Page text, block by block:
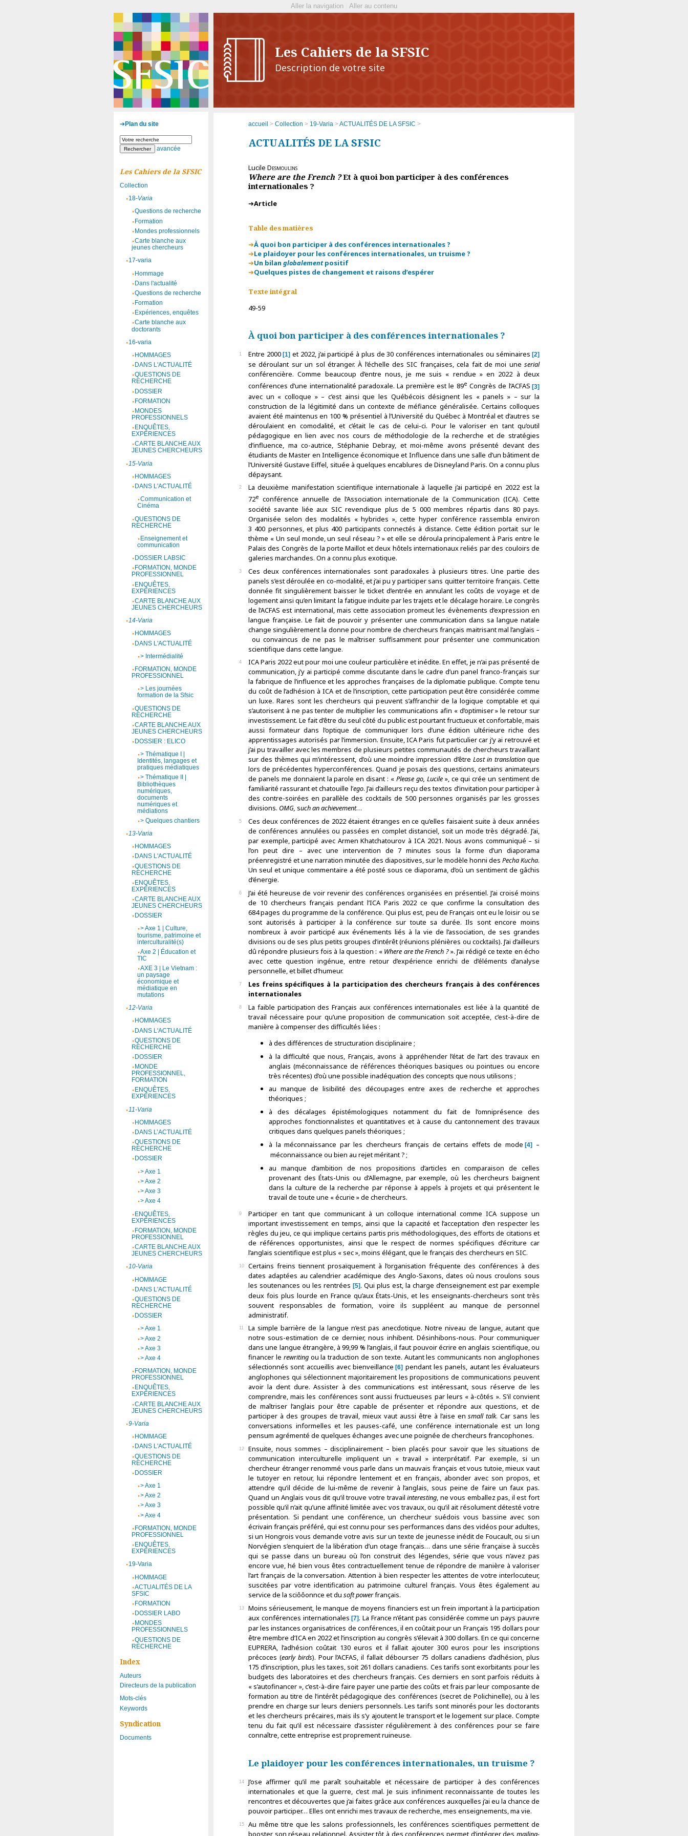
Aller la navigation Aller au contenu
Les Cahiers de la SFSIC
Description de votre site
accueil > Collection > 19-Varia >ACTUALITÉS DE LA SFSIC >
ACTUALITÉS DE LA SFSIC
Lucile Desmoulins
Where are the French ?Et à quoi bon participer à des conférences
internationales ?
Article
Table des matières
À quoi bon participer à des conférences internationales ?
Le plaidoyer pour les conférences internationales, un truisme ?
Un bilan globalementpositif
Quelques pistes de changement et raisons d’espérer
Texte intégral
49-59
À quoi bon participer à des conférences internationales ?
1 Entre 2000 1 et 2022, j’ai participé à plus de 30 conférences internationales ou séminaires 2
se déroulant sur un sol étranger. À l’échelle des SIC françaises, cela fait de moi une serial
conférencière. Comme beaucoup d’entre nous, je me suis « rendue » en 2022 à deux
conférences d’une internationalité paradoxale. La première est le 89e Congrès de l’ACFAS 3
avec un « colloque » – c’est ainsi que les Québécois désignent les « panels » – sur la
construction de la légitimité dans un contexte de méfiance généralisée. Certains colloques
avaient été maintenus en 100 % présentiel à l’Université du Québec à Montréal et d’autres se
déroulaient en comodalité, et c’était le cas de celui-ci. Pour le valoriser en tant qu’outil
pédagogique en lien avec nos cours de méthodologie de la recherche et de stratégies
d’influence, ma co-autrice, Stéphanie Debray, et moi-même avons présenté devant des
étudiants de Master en Intelligence économique et Influence dans une salle d’un bâtiment de
l’Université Gustave Eiffel, située à quelques encablures de Disneyland Paris. On a connu plus
dépaysant.
2
La deuxième manifestation scientifique internationale à laquelle j’ai participé en 2022 est la
72e conférence annuelle de l’Association internationale de la Communication (ICA). Cette
société savante liée aux SIC revendique plus de 5 000 membres répartis dans 80 pays.
Organisée selon des modalités « hybrides », cette hyper conférence rassembla environ
3 400 personnes, et plus 400 participants connectés à distance. Cette édition portait sur le
thème « Un seul monde, un seul réseau ? » et elle se déroula principalement à Paris entre le
Palais des Congrès de la porte Maillot et deux hôtels internationaux reliés par des couloirs de
galeries marchandes. On a connu plus exotique.
3
Ces deux conférences internationales sont paradoxales à plusieurs titres. Une partie des
panels s’est déroulée en co-modalité, et j’ai pu y participer sans quitter territoire français. Cette
donnée fit singulièrement baisser le ticket d’entrée en annulant les coûts de voyage et de
logement ainsi qu’en limitant la fatigue induite par les trajets et le décalage horaire. Le congrès
de l’ACFAS est international, mais cette association promeut les évènements d’expression en
langue française. Le fait de pouvoir y présenter une communication dans sa langue natale
change singulièrement la donne pour nombre de chercheurs français maitrisant mal l’anglais –
ou convaincus de ne pas le maîtriser suffisamment pour présenter une communication
scientifique dans cette langue.
4
ICA Paris 2022 eut pour moi une couleur particulière et inédite. En effet, je n’ai pas présenté de
communication, j’y ai participé comme discutante dans le cadre d’un panel franco-français sur
la fabrique de l’influence et les approches françaises de la diplomatie publique. Compte tenu
du coût de l’adhésion à ICA et de l’inscription, cette participation peut être considérée comme
un luxe. Rares sont les chercheurs qui peuvent s’affranchir de la logique comptable et qui
s’autorisent à ne pas tenter de multiplier les communications afin « d’optimiser » le retour sur
investissement. Le fait d’être du seul côté du public est pourtant fructueux et confortable, mais
aussi formateur dans l’optique de communiquer lors d’une édition ultérieure riche des
apprentissages autorisés par l’immersion. Ensuite, ICA Paris fut particulier car j’y ai retrouvé et
j’ai pu travailler avec les membres de plusieurs petites communautés de chercheurs travaillant
sur des thèmes qui m’intéressent, d’où une moindre impression d’êtreLost in translationque
lors de précédentes hyperconférences. Quand je posais des questions, certains animateurs
de panels me donnaient la parole en disant : « Please go, Lucile», ce qui crée un sentiment de
familiarité rassurant et chatouille l’ego. J’ai d’ailleurs reçu des textos d’invitation pour participer à
des contre-soirées en parallèle des cocktails de 500 personnes organisés par les grosses
divisions. OMG, such an achievement…
5
Ces deux conférences de 2022 étaient étranges en ce qu’elles faisaient suite à deux années
de conférences annulées ou passées en complet distanciel, soit un mode très dégradé. J’ai,
par exemple, participé avec Armen Khatchatourov à ICA 2021. Nous avons communiqué – si
l’on peut dire – avec une intervention de 7 minutes sous la forme d’un diaporama
préenregistré et une narration minutée des diapositives, sur le modèle honni des Pecha Kucha.
Un seul et unique commentaire a été posté sous ce diaporama, d’où un sentiment de gâchis
d’énergie.
6
J’ai été heureuse de voir revenir des conférences organisées en présentiel. J’ai croisé moins
de 10 chercheurs français pendant l’ICA Paris 2022 ce que confirme la consultation des
684 pages du programme de la conférence. Qui plus est, peu de Français ont eu le loisir ou se
sont autorisés à participer à la conférence sur toute sa durée. Ils sont encore moins
nombreux à avoir participé aux événements liés à la vie de l’association, de ses grandes
divisions ou de ses plus petits groupes d’intérêt (réunions plénières ou cocktails). J’ai d’ailleurs
dû répondre plusieurs fois à la question : « Where are the French ?». J’ai rédigé ce texte en écho
avec cette question ingénue, entre retour d’expérience enrichi de d’éléments d’analyse
personnelle, et billet d’humeur.
7
Les freins spécifiques à la participation des chercheurs français à des conférences
internationales
8
La faible participation des Français aux conférences internationales est liée à la quantité de
travail nécessaire pour qu’une proposition de communication soit acceptée, c’est-à-dire de
manière à compenser des difficultés liées :
à des différences de structuration disciplinaire ;
à la difficulté que nous, Français, avons à appréhender l’état de l’art des travaux en
anglais (méconnaissance de références théoriques basiques ou pointues ou encore
très récentes) d’où une possible inadéquation des concepts que nous utilisons ;
au manque de lisibilité des découpages entre axes de recherche et approches
théoriques ;
à des décalages épistémologiques notamment du fait de l’omniprésence des
approches fonctionnalistes et quantitatives et à cause du cantonnement des travaux
critiques dans quelques panels théoriques ;
à la méconnaissance par les chercheurs français de certains effets de mode
4
–
méconnaissance ou bien au rejet méritant ? ;
au manque d’ambition de nos propositions d’articles en comparaison de celles
provenant des États-Unis ou d’Allemagne, par exemple, où les chercheurs baignent
dans la culture de la recherche par réponse à appels à projets et qui présentent le
travail de toute une « écurie » de chercheurs.
9
Participer en tant que communicant à un colloque international comme ICA suppose un
important investissement en temps, ainsi que la capacité et l’acceptation d’en respecter les
règles du jeu, ce qui implique certains partis pris méthodologiques, des efforts de citations et
de références opportunistes, ainsi que le respect de normes spécifiques d’écriture car
l’anglais scientifique est plus « sec », moins élégant, que le français des chercheurs en SIC.
10
Certains freins tiennent prosaïquement à l’organisation fréquente des conférences à des
dates adaptées au calendrier académique des Anglo-Saxons, dates où nous croulons sous
les soutenances ou les rentrées
5 . Qui plus est, la charge d’enseignement est par exemple
deux fois plus lourde en France qu’aux États-Unis, et les enseignants-chercheurs sont très
souvent responsables de formation, voire ils suppléent au manque de personnel
administratif.
11
La simple barrière de la langue n’est pas anecdotique. Notre niveau de langue, autant que
notre sous-estimation de ce dernier, nous inhibent. Désinhibons-nous. Pour communiquer
dans une langue étrangère, à 99,99 % l’anglais, il faut pouvoir écrire en anglais scientifique, ou
financer le rewritingou la traduction de son texte. Autant les communicants non anglophones
sélectionnés sont accueillis avec bienveillance
6
pendant les panels, autant les évaluateurs
anglophones qui sélectionnent majoritairement les propositions de communications peuvent
avoir la dent dure. Assister à des communications est intéressant, sous réserve de les
comprendre, mais les conférences sont aussi fructueuses par leurs « à-côtés ». S’il convient
de maîtriser l’anglais pour être capable de présenter et répondre aux questions, et de
participer à des groupes de travail, mieux vaut aussi être à l’aise ensmall talk. Car sans les
conversations informelles et les pauses-café, une conférence internationale est un long
pensum agrémenté de quelques échanges avec une poignée de chercheurs francophones.
12
Ensuite, nous sommes – disciplinairement – bien placés pour savoir que les situations de
communication interculturelle impliquent un « travail » interprétatif. Par exemple, si un
chercheur étranger renommé vous parle dans un mauvais français et vous tutoie, mieux vaut
le tutoyer en retour, lui répondre lentement et en français, abonder avec son propos, et
attendre qu’il décide de lui-même de revenir à l’anglais, sous peine de faire un faux pas.
Quand un Anglais vous dit qu’il trouve votre travailinteresting, ne vous emballez pas, il est fort
possible qu’il n’ait qu’une affinité limitée avec vos travaux, ou qu’il ait résolument détesté votre
présentation. Si pendant une conférence, un chercheur suédois vous bassine avec son
écrivain français préféré, qui est connu pour ses performances dans des vidéos pour adultes,
si un Hongrois vous demande votre avis sur un texte de jeunesse inédit de Foucault, ou si un
Norvégien s’enquiert de la libération d’un otage français… dans une série française à succès
qui se passe dans un bureau où l’on construit des légendes, série que vous n’avez pas
encore vue, hé bien vous êtes contractuellement tenue de répondre de manière à valoriser
l’art français de la conversation. Attention à bien respecter les attentes de votre interlocuteur,
suscitées par votre identification au patrimoine culturel français. Vous êtes également au
service de la sciôôonnce et du soft powerfrançais.
13
Moins sérieusement, le manque de moyens financiers est un frein important à la participation
aux conférences internationales
7 . La France n’étant pas considérée comme un pays pauvre
par les instances organisatrices de conférences, il en coûtait pour un Français 195 dollars pour
être membre d’ICA en 2022 et l’inscription au congrès s’élevait à 300 dollars. En ce qui concerne
EUPRERA, l’adhésion coûtait 130 euros et il fallait ajouter 300 euros pour les inscriptions
précoces (early birds). Pour l’ACFAS, il fallait débourser 75 dollars canadiens d’adhésion, plus
175 d’inscription, plus les taxes, soit 261 dollars canadiens. Ces tarifs sont exorbitants pour les
budgets des laboratoires et des chercheurs français. Ces derniers en sont parfois réduits à
« s’autofinancer », c’est-à-dire faire payer une partie des coûts et frais par leur composante de
formation au titre de l’intérêt pédagogique des conférences (secret de Polichinelle), ou à les
prendre en charge sur leurs deniers personnels. Les tarifs sont minorés pour les doctorants
et les chercheurs précaires, mais ils s’y ajoutent le transport et le logement sur place. Compte
tenu du fait qu’il est nécessaire d’assister régulièrement à des conférences pour se faire
connaître, cette entreprise est proprement ruineuse.
Le plaidoyer pour les conférences internationales, un truisme ?
14
J’ose affirmer qu’il me paraît souhaitable et nécessaire de participer à des conférences
internationales et que la guerre, c’est mal. Je suis infiniment reconnaissante de toutes les
rencontres et découvertes que j’ai faites grâce aux conférences auxquelles j’ai eu la chance de
pouvoir participer… Elles ont enrichi mes travaux de recherche, mes enseignements, ma vie.
15
Au même titre que les salons professionnels, les conférences scientifiques permettent de
booster son réseau relationnel. Assister tôt à des conférences permet d’intégrer des mailing-
Plan du site
avancée
Les Cahiers de la SFSIC
Collection
18-Varia
Questions de recherche
Formation
Mondes professionnels
Carte blanche aux
jeunes chercheurs
17-varia
Hommage
Dans l'actualité
Questions de recherche
Formation
Expériences, enquêtes
Carte blanche aux
doctorants
16-varia
HOMMAGES
DANS L'ACTUALITÉ
QUESTIONS DE
RECHERCHE
DOSSIER
FORMATION
MONDES
PROFESSIONNELS
ENQUÊTES,
EXPÉRIENCES
CARTE BLANCHE AUX
JEUNES CHERCHEURS
15-Varia
HOMMAGES
DANS L'ACTUALITÉ
Communication et
Cinéma
QUESTIONS DE
RECHERCHE
Enseignement et
communication
DOSSIER LABSIC
FORMATION, MONDE
PROFESSIONNEL
ENQUÊTES,
EXPÉRIENCES
CARTE BLANCHE AUX
JEUNES CHERCHEURS
14-Varia
HOMMAGES
DANS L'ACTUALITÉ
> Intermédialité
FORMATION, MONDE
PROFESSIONNEL
> Les journées
formation de la Sfsic
QUESTIONS DE
RECHERCHE
CARTE BLANCHE AUX
JEUNES CHERCHEURS
DOSSIER : ELICO
> Thématique I |
Identités, langages et
pratiques médiatiques
> Thématique II |
Bibliothèques
numériques,
documents
numériques et
médiations
> Quelques chantiers
13-Varia
HOMMAGES
DANS L'ACTUALITÉ
QUESTIONS DE
RECHERCHE
ENQUÊTES,
EXPÉRIENCES
CARTE BLANCHE AUX
JEUNES CHERCHEURS
DOSSIER
> Axe 1 | Culture,
tourisme, patrimoine et
interculturalité(s)
Axe 2 | Éducation et
TIC
AXE 3 | Le Vietnam :
un paysage
économique et
médiatique en
mutations
12-Varia
HOMMAGES
DANS L'ACTUALITÉ
QUESTIONS DE
RECHERCHE
DOSSIER
MONDE
PROFESSIONNEL,
FORMATION
ENQUÊTES,
EXPÉRIENCES
11-Varia
HOMMAGES
DANS L’ACTUALITÉ
QUESTIONS DE
RECHERCHE
DOSSIER
> Axe 1
> Axe 2
> Axe 3
> Axe 4
ENQUÊTES,
EXPÉRIENCES
FORMATION, MONDE
PROFESSIONNEL
CARTE BLANCHE AUX
JEUNES CHERCHEURS
10-Varia
HOMMAGE
DANS L'ACTUALITÉ
QUESTIONS DE
RECHERCHE
DOSSIER
> Axe 1
> Axe 2
> Axe 3
> Axe 4
FORMATION, MONDE
PROFESSIONNEL
ENQUÊTES,
EXPÉRIENCES
CARTE BLANCHE AUX
JEUNES CHERCHEURS
9-Varia
HOMMAGE
DANS L'ACTUALITÉ
QUESTIONS DE
RECHERCHE
DOSSIER
> Axe 1
> Axe 2
> Axe 3
> Axe 4
FORMATION, MONDE
PROFESSIONNEL
ENQUÊTES,
EXPÉRIENCES
19-Varia
HOMMAGE
ACTUALITÉS DE LA
SFSIC
FORMATION
DOSSIER LABO
MONDES
PROFESSIONNELS
QUESTIONS DE
RECHERCHE
Index
Auteurs
Directeurs de la publication
Mots-clés
Keywords
Syndication
Documents